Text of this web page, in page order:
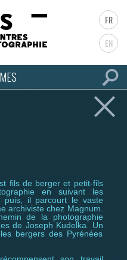
FR
EN
fils de berger et petit-fils
en suivant les
puis, il parcourt le vaste
archiviste chez Magnum.
de la photographie
de Joseph Kudelka. Un
bergers des Pyrénées